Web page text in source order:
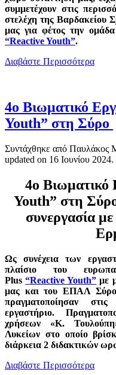
συμμετέχουν στις
στελέχη της Βαρδακείου
μας για φέτος την
“Reactive Youth”.
Διαβάστε Περισσότερα
4ο Βιωματικό
Youth” στη Σύρο
Συντάχθηκε από Παυλάκος
updated on 16 Ιουνίου 2024.
4ο Βιωματικό
Youth” στη
συνεργασία
Ως συνέχεια των
πλαίσιο του
Plus“Reactive Youth” με
μας και του ΕΠΑΛ
πραγματοποίησαν
εργαστήριο.
χρήσεων «Κ.
Λυκείων στο οποίο
διάρκεια 2 διδακτικών
Διαβάστε Περισσότερα